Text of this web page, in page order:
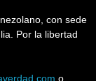
con sede
Por la libertad
o